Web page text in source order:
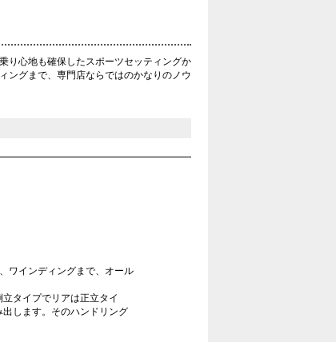
り心地も確保したスポーツセッティングか
ングまで、専門店ならではのかなりのノウ
ワインディングまで、オール
タイプでリアは正立タイ
します。そのハンドリング